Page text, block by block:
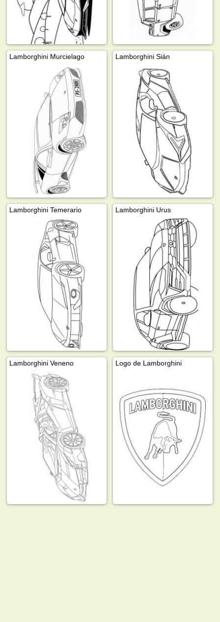
Lamborghini Murcielago Lamborghini Sián
Lamborghini Temerario Lamborghini Urus
Lamborghini Veneno Logo de Lamborghini